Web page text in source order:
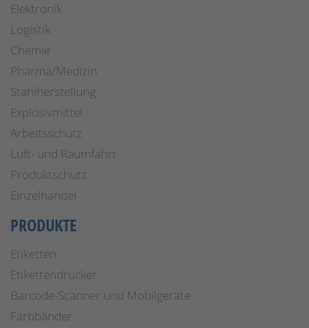
Elektronik
Logistik
Chemie
Pharma/Medizin
Stahlherstellung
Explosivmittel
Arbeitsschutz
Luft- und Raumfahrt
Produktschutz
Einzelhandel
PRODUKTE
Etiketten
Etikettendrucker
Barcode-Scanner und Mobilgeräte
Farbbänder